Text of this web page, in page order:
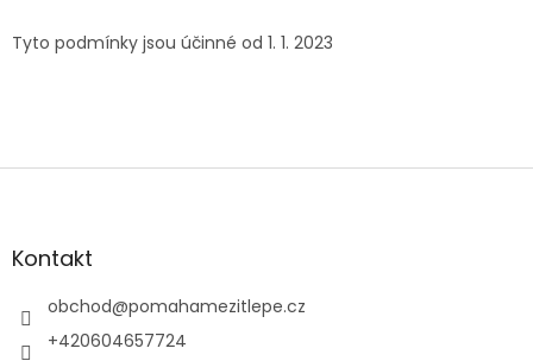
Tyto podmínky jsou účinné od 1. 1. 2023
Z
aKontakt
obchod@pomahamezitlepe.cz
+420604657724